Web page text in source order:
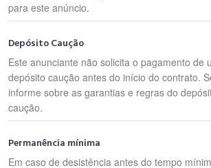
para este anúncio.
Depósito Caução
Este anunciante não solicita o pagamento de
depósito caução antes do início do contrato.
informe sobre as garantias e regras do
caução.
Permanência mínima
Em caso de desistência antes do tempo